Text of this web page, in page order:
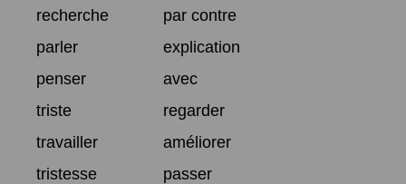
recherche
par contre
parler
explication
penser
avec
triste
regarder
travailler
améliorer
tristesse
passer